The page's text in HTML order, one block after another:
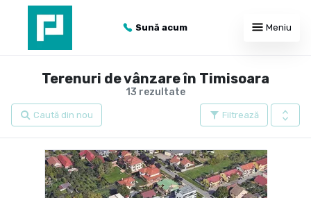
Sună acum Meniu
13 rezultate
Terenuri de vânzare în Timisoara
Filtrează
Caută din nou